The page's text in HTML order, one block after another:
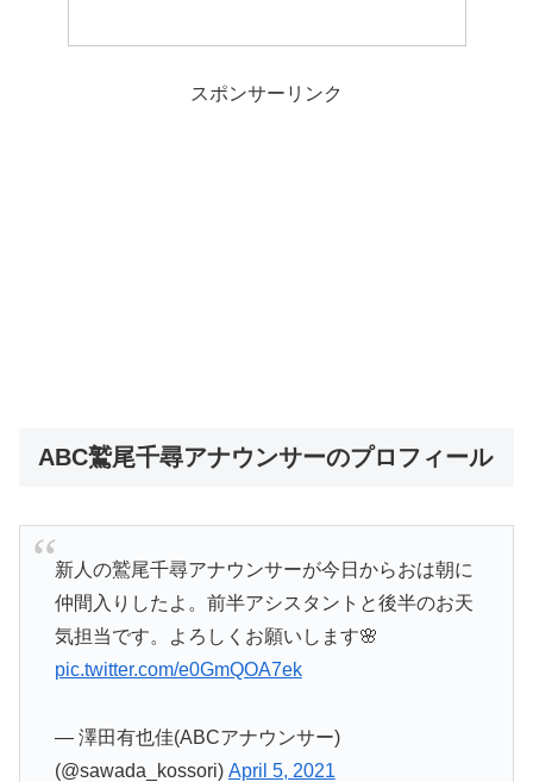
スポンサーリンク
ABC鷲尾千尋アナウンサーのプロフィール
新人の鷲尾千尋アナウンサーが今日からおは朝に
仲間入りしたよ。前半アシスタントと後半のお天
気担当です。よろしくお願いします🌸
pic.twitter.com/e0GmQOA7ek
— 澤田有也佳(ABCアナウンサー)
(@sawada_kossori) April 5, 2021